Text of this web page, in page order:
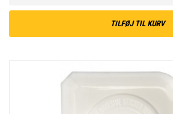
TILFØJ TIL KURV